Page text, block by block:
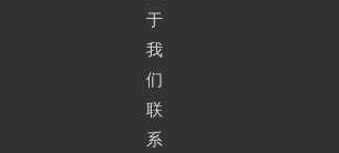
于
我
们
联
系